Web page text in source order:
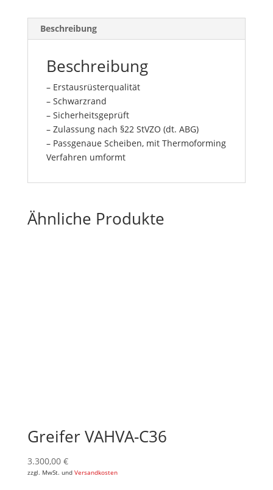
Beschreibung
Beschreibung
– Erstausrüsterqualität
– Schwarzrand
– Sicherheitsgeprüft
– Zulassung nach §22 StVZO (dt. ABG)
– Passgenaue Scheiben, mit Thermoforming
Verfahren umformt
Ähnliche Produkte
Greifer VAHVA-C36
3.300,00 €
zzgl. MwSt. und Versandkosten